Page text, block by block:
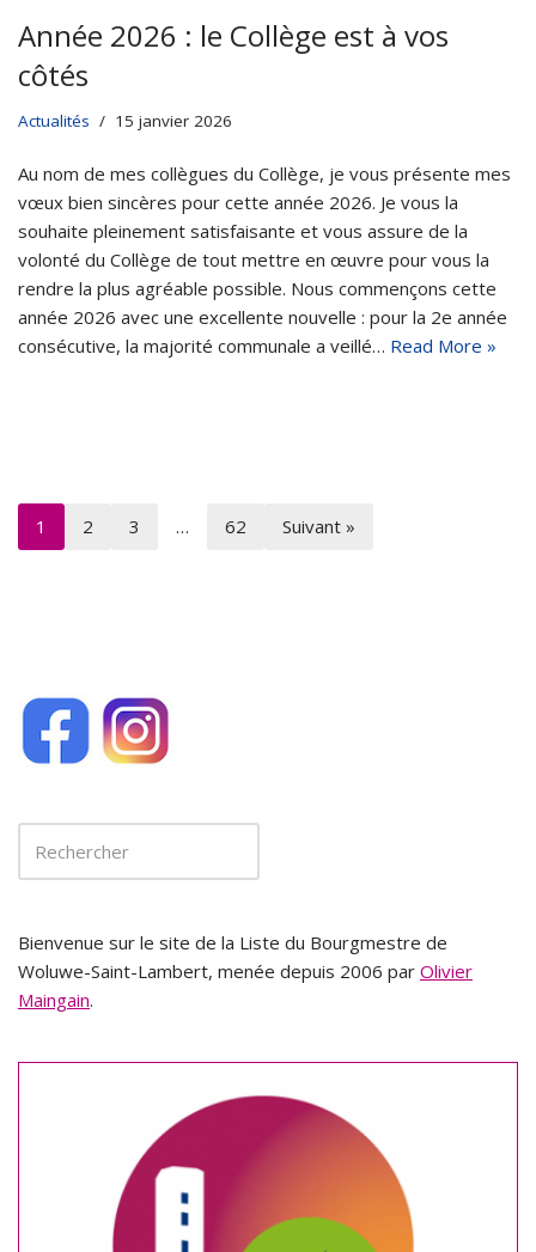
Année 2026 : le Collège est à vos
côtés
Actualités 15 janvier 2026
Au nom de mes collègues du Collège, je vous présente mes
vœux bien sincères pour cette année 2026. Je vous la
souhaite pleinement satisfaisante et vous assure de la
volonté du Collège de tout mettre en œuvre pour vous la
rendre la plus agréable possible. Nous commençons cette
année 2026 avec une excellente nouvelle : pour la 2e année
consécutive, la majorité communale a veillé… Read More »
1 2 3 … 62 Suivant »
Bienvenue sur le site de la Liste du Bourgmestre de
Woluwe-Saint-Lambert, menée depuis 2006 par Olivier
Maingain.